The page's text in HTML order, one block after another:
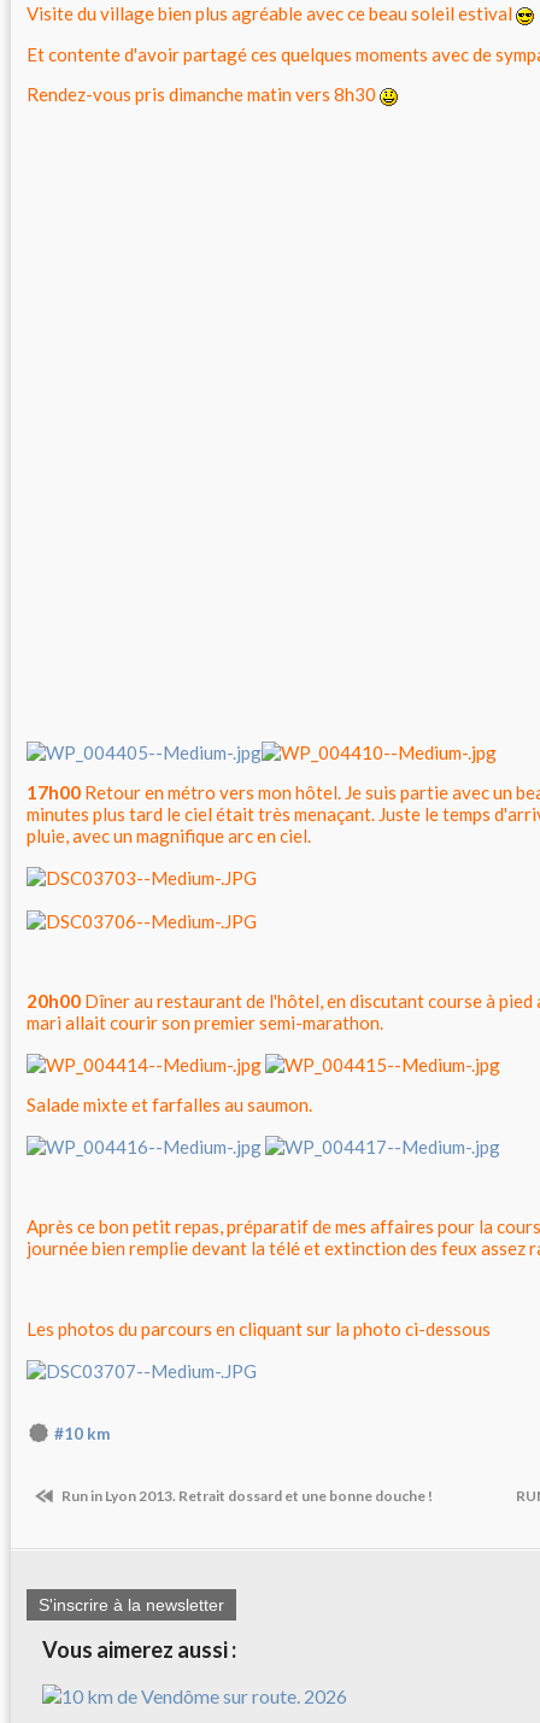
Visite du village bien plus agréable avec ce beau soleil estival
Et contente d'avoir partagé ces quelques moments avec de
Rendez-vous pris dimanche matin vers 8h30
17h00 Retour en métro vers mon hôtel. Je suis partie avec un
minutes plus tard le ciel était très menaçant. Juste le temps
pluie, avec un magnifique arc en ciel.
20h00 Dîner au restaurant de l'hôtel, en discutant course à pied
mari allait courir son premier semi-marathon.
Salade mixte et farfalles au saumon.
Après ce bon petit repas, préparatif de mes affaires pour la
journée bien remplie devant la télé et extinction des feux assez
Les photos du parcours en cliquant sur la photo ci-dessous
#10 km
Run in Lyon 2013. Retrait dossard et une bonne douche !
S'inscrire à la newsletter
Vous aimerez aussi :